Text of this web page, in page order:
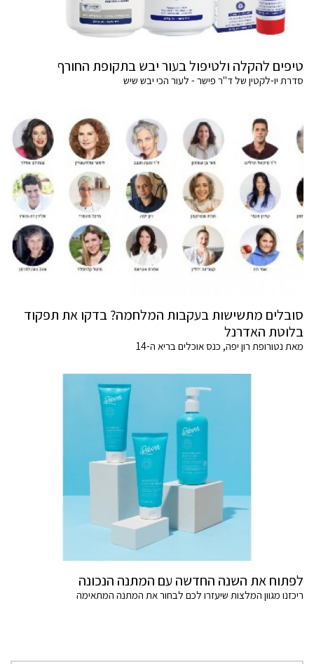
טיפים להקלה ולטיפול בעור יבש בתקופת החורף
סדרת יו-לקטין של ד"ר פישר - לעור הכי יבש שיש
סובלים מתשישות בעקבות המלחמה? בדקו את תפקוד
בלוטת האדרנל
מאת נטורופת רון יפה, כנס אוכלים בריא ה-14
לפתוח את השנה החדשה עם המתנה הנכונה
ריכזנו מגוון המלצות שיעזרו לכם לבחור את המתנה המתאימה